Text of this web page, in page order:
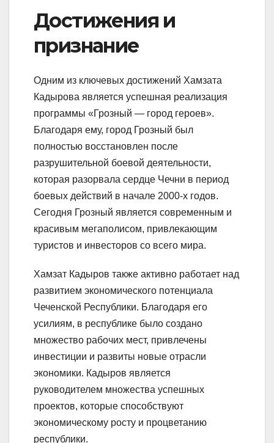
Достижения и
признание
Одним из ключевых достижений Хамзата
Кадырова является успешная реализация
программы «Грозный — город героев».
Благодаря ему, город Грозный был
полностью восстановлен после
разрушительной боевой деятельности,
которая разорвала сердце Чечни в период
боевых действий в начале 2000-х годов.
Сегодня Грозный является современным и
красивым мегаполисом, привлекающим
туристов и инвесторов со всего мира.
Хамзат Кадыров также активно работает над
развитием экономического потенциала
Чеченской Республики. Благодаря его
усилиям, в республике было создано
множество рабочих мест, привлечены
инвестиции и развиты новые отрасли
экономики. Кадыров является
руководителем множества успешных
проектов, которые способствуют
экономическому росту и процветанию
республики.